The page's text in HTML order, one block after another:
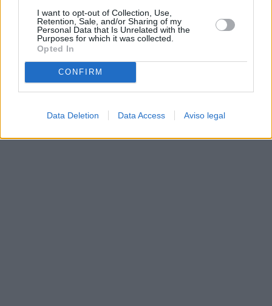
I want to opt-out of Collection, Use,
Retention, Sale, and/or Sharing of my
Personal Data that Is Unrelated with the
Purposes for which it was collected.
Opted In
CONFIRM
Data Deletion Data Access Aviso legal